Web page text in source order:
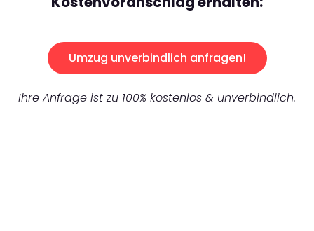
Umzug unverbindlich anfragen!
Ihre Anfrage ist zu 100% kostenlos & unverbindlich.